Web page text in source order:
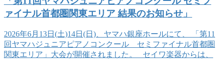
ァイナル首都圏関東エリア 結果のお知らせ」
2026年6月13日(土)14日(日)、ヤマハ銀座ホールにて、 「第11
回ヤマハジュニアピアノコンクール セミファイナル首都圏
関東エリア」大会が開催されました。 セイワ楽器からは、